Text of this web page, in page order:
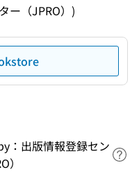
ー（JPRO）)
：出版情報登録セン
）